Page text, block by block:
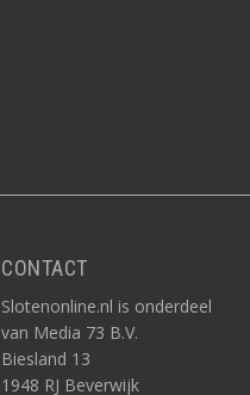
CONTACT
Slotenonline.nl is onderdeel
van Media 73 B.V.
Biesland 13
1948 RJ Beverwijk